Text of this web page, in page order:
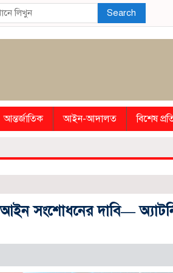
Search
আন্তর্জাতিক আইন-আদালত বিশেষ
সংশোধনের দাবি—